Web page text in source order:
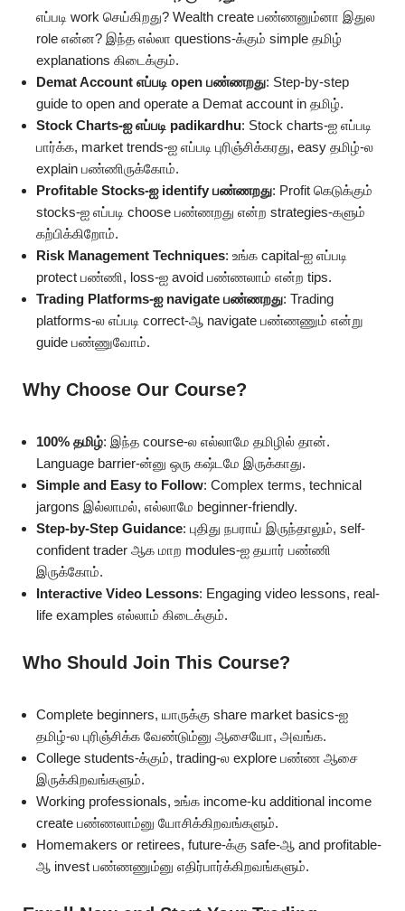
எப்படி work செய்கிறது? Wealth create பண்ணனும்னா இதுல
role என்ன? இந்த எல்லா questions-க்கும் simple தமிழ்
explanations கிடைக்கும்.
Demat Account எப்படி open பண்ணறது: Step-by-step
guide to open and operate a Demat account in தமிழ்.
Stock Charts-ஐ எப்படி padikardhu: Stock charts-ஐ எப்படி
பார்க்க, market trends-ஐ எப்படி புரிஞ்சிக்கரது, easy தமிழ்-ல
explain பண்ணிருக்கோம்.
Profitable Stocks-ஐ identify பண்ணறது: Profit கெடுக்கும்
stocks-ஐ எப்படி choose பண்ணறது என்ற strategies-களும்
கற்பிக்கிறோம்.
Risk Management Techniques: உங்க capital-ஐ எப்படி
protect பண்ணி, loss-ஐ avoid பண்ணலாம் என்ற tips.
Trading Platforms-ஐ navigate பண்ணறது: Trading
platforms-ல எப்படி correct-ஆ navigate பண்ணணும் என்று
guide பண்ணுவோம்.
Why Choose Our Course?
100% தமிழ்: இந்த course-ல எல்லாமே தமிழில் தான்.
Language barrier-ன்னு ஒரு கஷ்டமே இருக்காது.
Simple and Easy to Follow: Complex terms, technical
jargons இல்லாமல், எல்லாமே beginner-friendly.
Step-by-Step Guidance: புதிது நபராய் இருந்தாலும், self-
confident trader ஆக மாற modules-ஐ தயார் பண்ணி
இருக்கோம்.
Interactive Video Lessons: Engaging video lessons, real-
life examples எல்லாம் கிடைக்கும்.
Who Should Join This Course?
Complete beginners, யாருக்கு share market basics-ஐ
தமிழ்-ல புரிஞ்சிக்க வேண்டும்னு ஆசையோ, அவங்க.
College students-க்கும், trading-ல explore பண்ண ஆசை
இருக்கிறவங்களும்.
Working professionals, உங்க income-ku additional income
create பண்ணலாம்னு யோசிக்கிறவங்களும்.
Homemakers or retirees, future-க்கு safe-ஆ and profitable-
ஆ invest பண்ணணும்னு எதிர்பார்க்கிறவங்களும்.